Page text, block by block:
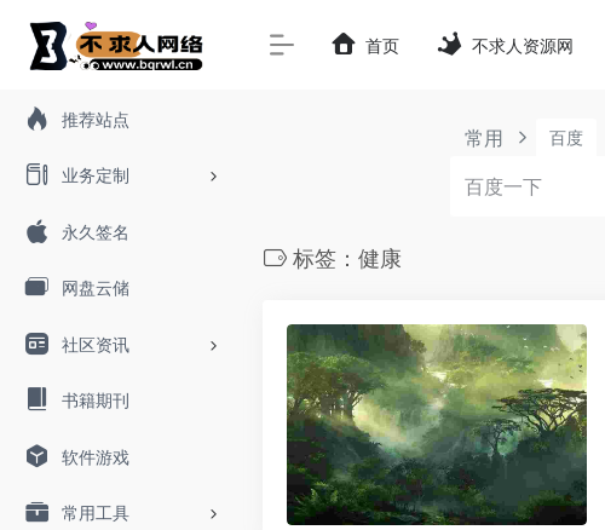
推荐站点
业务定制
永久签名
网盘云储
社区资讯
书籍期刊
软件游戏
常用工具
首页 不求人资源网
常用 百度
标签：健康